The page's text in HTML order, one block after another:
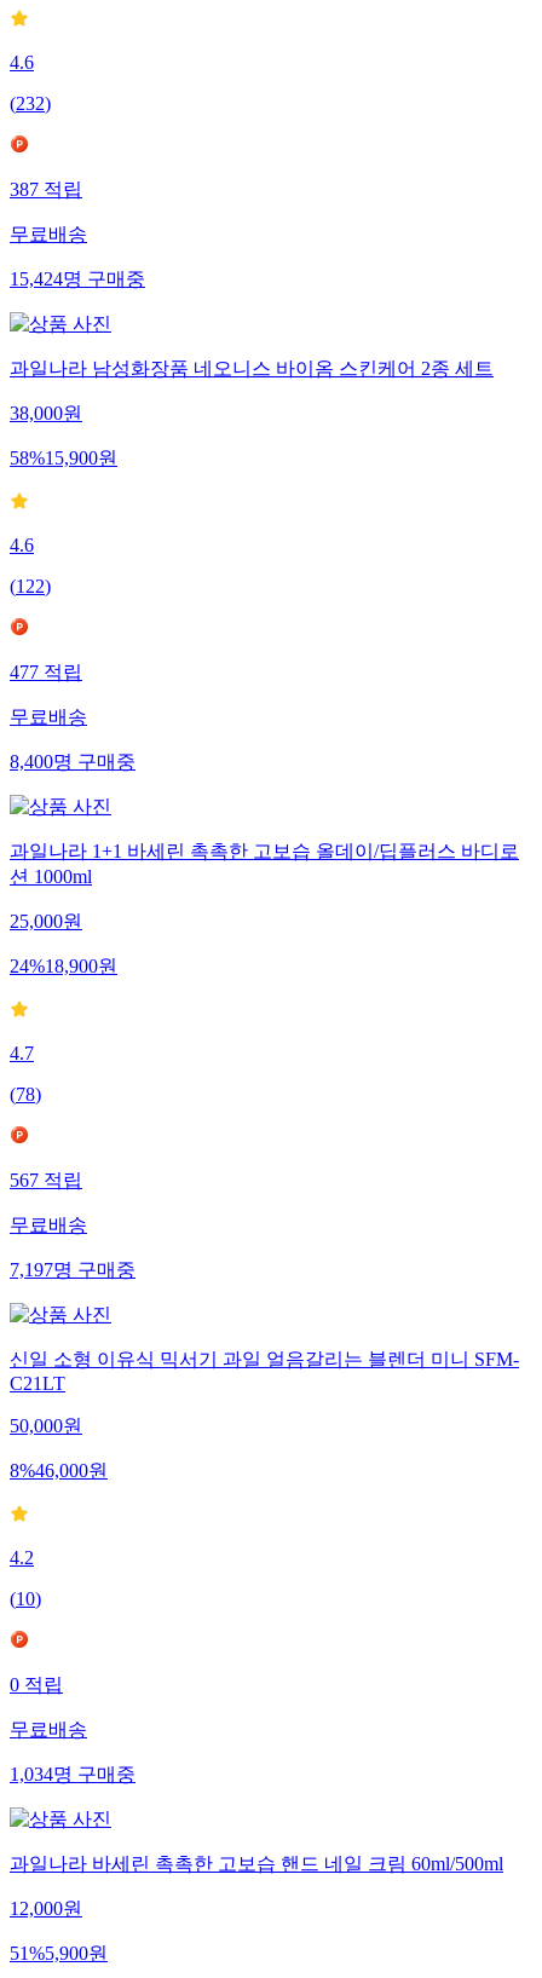
4.6
(232)
387적립
무료배송
15,424명구매중
과일나라 남성화장품 네오니스 바이옴 스킨케어 2종 세트
38,000원
58%15,900원
4.6
(122)
477적립
무료배송
8,400명구매중
과일나라 1+1 바세린 촉촉한 고보습 올데이/딥플러스 바디로
션 1000ml
25,000원
24%18,900원
4.7
(78)
567적립
무료배송
7,197명구매중
신일 소형 이유식 믹서기 과일 얼음갈리는 블렌더 미니 SFM-
C21LT
50,000원
8%46,000원
4.2
(10)
0적립
무료배송
1,034명구매중
과일나라 바세린 촉촉한 고보습 핸드 네일 크림 60ml/500ml
12,000원
51%5,900원